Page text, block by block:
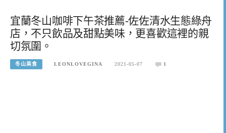
宜蘭冬山咖啡下午茶推薦-佐佐清水生態綠舟
店，不只飲品及甜點美味，更喜歡這裡的親
切氛圍。
冬山美食 LEONLOVEGINA 2021-05-07 1